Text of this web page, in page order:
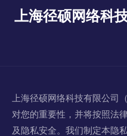
上海径硕网络科
上海径硕网络科技有限公司
对您的重要性，并将按照法
及隐私安全。我们制定本隐